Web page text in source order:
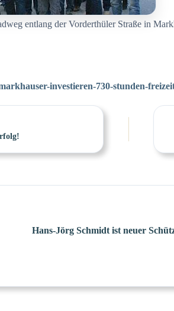
entlang der Vorderthüler Straße in
investieren-730-stunden-
Hans-Jörg Schmidt ist neuer